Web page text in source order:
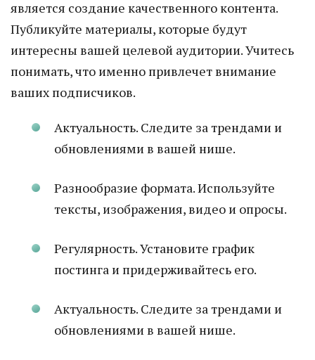
является создание качественного контента.
Публикуйте материалы, которые будут
интересны вашей целевой аудитории. Учитесь
понимать, что именно привлечет внимание
ваших подписчиков.
Актуальность. Следите за трендами и
обновлениями в вашей нише.
Разнообразие формата. Используйте
тексты, изображения, видео и опросы.
Регулярность. Установите график
постинга и придерживайтесь его.
Актуальность. Следите за трендами и
обновлениями в вашей нише.